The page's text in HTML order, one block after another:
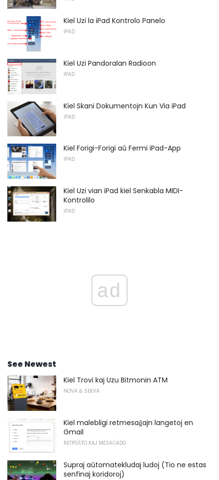
Kiel Uzi la iPad Kontrolo Panelo
IPAD
Kiel Uzi Pandoralan Radioon
IPAD
Kiel Skani Dokumentojn Kun Via iPad
IPAD
Kiel Forigi-Forigi aŭ Fermi iPad-App
IPAD
Kiel Uzi vian iPad kiel Senkabla MIDI-
Kontrolilo
IPAD
ad
See Newest
Kiel Trovi kaj Uzu Bitmonin ATM
NOVA & SEKVA
Kiel malebligi retmesaĝajn langetoj en
Gmail
RETPOŜTO KAJ MESAĜADO
Supraj aŭtomatekludaj ludoj (Tio ne estas
senfinaj koridoroj)